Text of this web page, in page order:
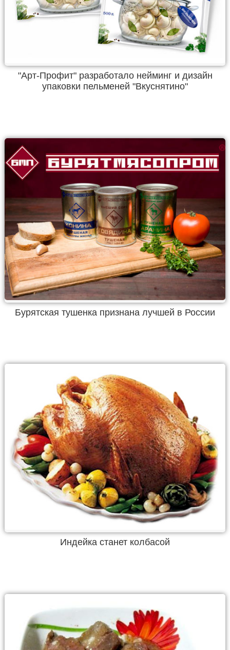
"Арт-Профит" разработало нейминг и дизайн
упаковки пельменей "Вкуснятино"
Бурятская тушенка признана лучшей в России
Индейка станет колбасой